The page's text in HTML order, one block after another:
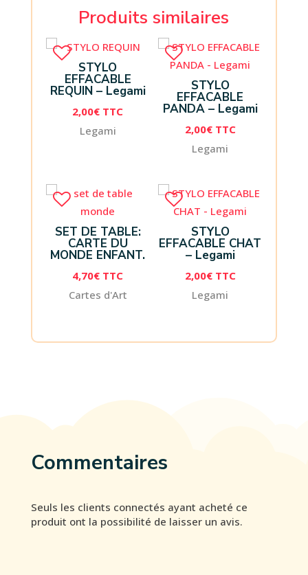
Produits similaires
STYLO
EFFACABLE
REQUIN – Legami
2,00€ TTC
Legami
STYLO
EFFACABLE
PANDA – Legami
2,00€ TTC
Legami
SET DE TABLE:
CARTE DU
MONDE ENFANT.
4,70€ TTC
Cartes d'Art
STYLO
EFFACABLE CHAT
– Legami
2,00€ TTC
Legami
Commentaires
Seuls les clients connectés ayant acheté ce
produit ont la possibilité de laisser un avis.